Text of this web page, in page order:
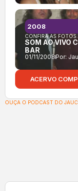
CONFIRA AS FOTOS:
SOM AO VIVO
BAR
01/11/2008Por:
2008
ACERVO
OUÇA O PODCAST DO